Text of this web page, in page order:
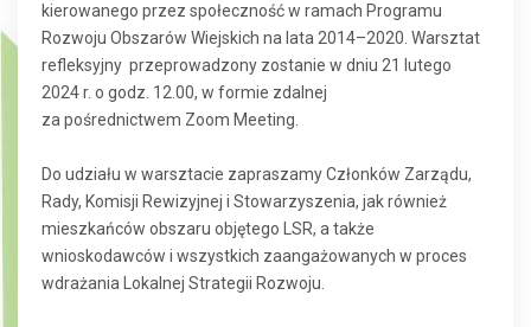
kierowanego przez społeczność w ramach Programu
Rozwoju Obszarów Wiejskich na lata 2014–2020. Warsztat
refleksyjny przeprowadzony zostanie w dniu 21 lutego
2024 r. o godz. 12.00, w formie zdalnej
za pośrednictwem Zoom Meeting.
Do udziału w warsztacie zapraszamy Członków Zarządu,
Rady, Komisji Rewizyjnej i Stowarzyszenia, jak również
mieszkańców obszaru objętego LSR, a także
wnioskodawców i wszystkich zaangażowanych w proces
wdrażania Lokalnej Strategii Rozwoju.